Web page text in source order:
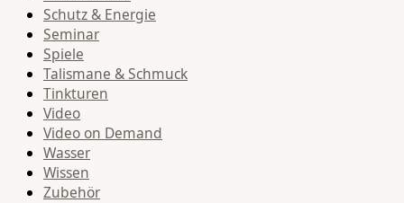
Schutz & Energie
Seminar
Spiele
Talismane & Schmuck
Tinkturen
Video
Video on Demand
Wasser
Wissen
Zubehör